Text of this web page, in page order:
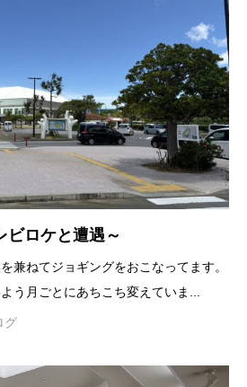
ビロケと遭遇～
兼ねてジョギングをおこなってます。
う月ごとにあちこち変えていま...
グ